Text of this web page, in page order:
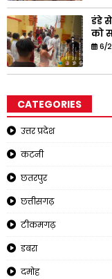
डंडे
को
6/
CATEGORIES
उत्तर प्रदेश
कटनी
छतरपुर
छत्तीसगढ़
टीकमगढ़
डबरा
दमोह